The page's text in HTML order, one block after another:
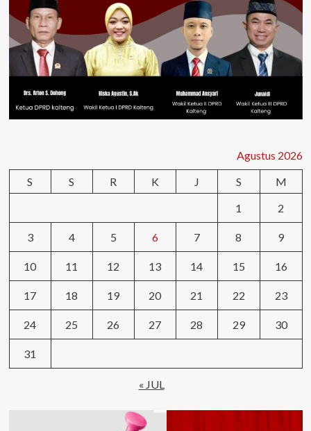
Agustus 2026
S
S R K J S
M
1
2
3 4 5 6 7 8 9
10 11 12 13 14 15 16
17 18 19 20 21 22 23
24 25 26 27 28 29 30
31
« JUL